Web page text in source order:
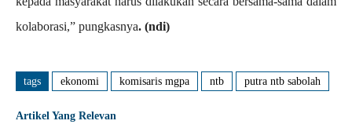
kolaborasi,” pungkasnya. (ndi)
tags ekonomi komisaris mgpa ntb putra ntb sabolah
Artikel Yang Relevan